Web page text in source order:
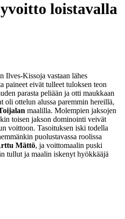
loistavalla
Ilves-Kissoja vastaan lähes
paineet eivät tulleet tuloksen teon
parasta peliään ja otti maukkaan
oli ottelun alussa paremmin hereillä,
maalilla. Molempien jaksojen
toisen jakson dominointi veivät
voittoon. Tasoituksen iski todella
puolustavassa roolissa
Mättö, ja voittomaalin puski
tullut ja maalin iskenyt hyökkääjä